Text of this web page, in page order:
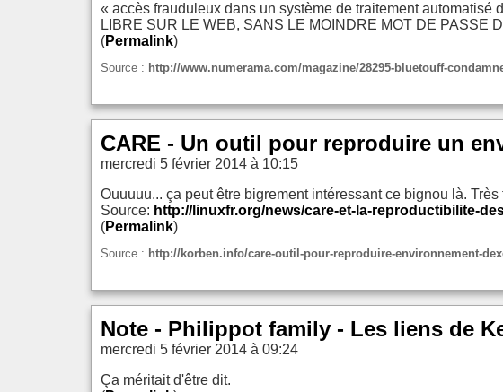
« accès frauduleux dans un système de traitement
LIBRE SUR LE WEB, SANS LE MOINDRE MOT DE
(Permalink)
Source : http://www.numerama.com/magazine/28295-bluetouff-
CARE - Un outil pour reproduire un
mercredi 5 février 2014 à 10:15
Ouuuuu... ça peut être bigrement intéressant ce bignou là. Très
Source: http://linuxfr.org/news/care-et-la-reproductibilite-
(Permalink)
Source : http://korben.info/care-outil-pour-reproduire-environnement-
Note - Philippot family - Les liens de
mercredi 5 février 2014 à 09:24
Ça méritait d'être dit.